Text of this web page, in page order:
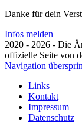
Danke für dein
Infos melden
2020 - 2026 - Die
offizielle Seite von
Navigation
Links
Kontakt
Impressum
Datenschutz